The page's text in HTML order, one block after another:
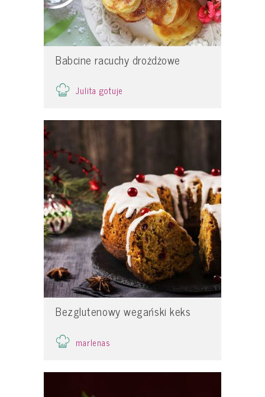
Babcine racuchy drożdżowe
Julita gotuje
Bezglutenowy wegański keks
marlenas